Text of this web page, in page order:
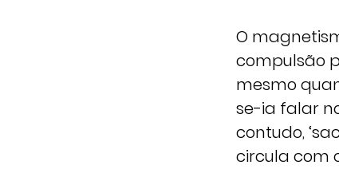
O
compulsão
mesmo
se-ia falar
contudo,
circula com